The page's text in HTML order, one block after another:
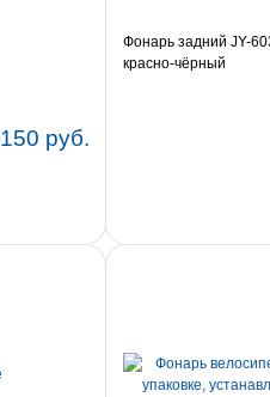
150 руб.
Фонарь задний JY-
красно-чёрный